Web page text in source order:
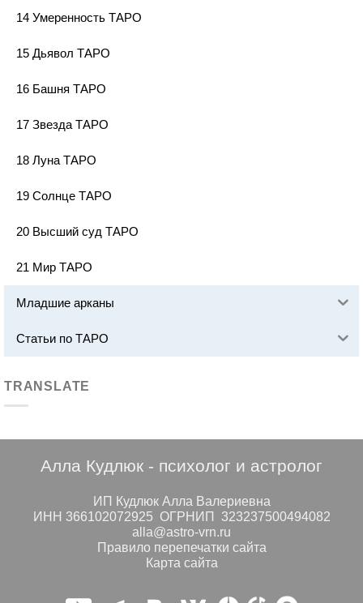
14 Умеренность ТАРО
15 Дьявол ТАРО
16 Башня ТАРО
17 Звезда ТАРО
18 Луна ТАРО
19 Солнце ТАРО
20 Высший суд ТАРО
21 Мир ТАРО
Младшие арканы
Статьи по ТАРО
TRANSLATE
Алла Кудлюк - психолог и астролог
ИП Кудлюк Алла Валериевна
ИНН 366102072925 ОГРНИП 323237500494082
alla@astro-vrn.ru
Правило перепечатки сайта
Карта сайта